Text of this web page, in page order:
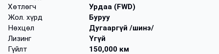
Хөтлөгч
Урдаа (FWD)
Жол. хүрд
Буруу
Нөхцөл
Дугааргүй /шинэ/
Лизинг
Үгүй
Гүйлт
150,000 км